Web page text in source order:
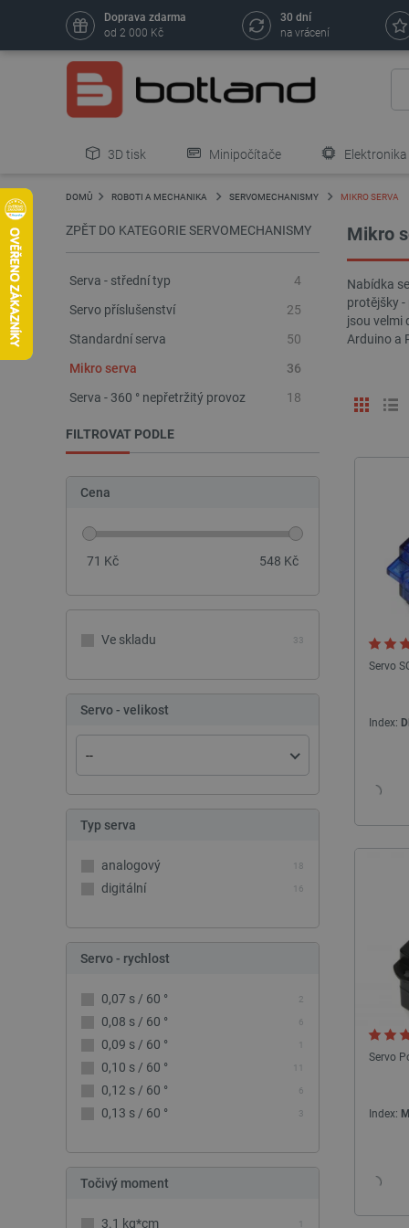
Doprava zdarma
od 2 000 Kč
30 dní
na vrácení
3D tisk Minipočítače Elektronika
DOMŮ ROBOTI A MECHANIKA SERVOMECHANISMY MIKRO SERVA
ZPĚT DO KATEGORIE SERVOMECHANISMY
Serva - střední typ
4
Servo příslušenství
25
Standardní serva
50
Mikro serva
36
Serva - 360 ° nepřetržitý provoz
18
FILTROVAT PODLE
Cena
71 Kč 548 Kč
Ve skladu 33
Servo - velikost
--
Typ serva
analogový 18
digitální 16
Servo - rychlost
0,07 s / 60 ° 2
0,08 s / 60 ° 6
0,09 s / 60 °
0,10 s / 60 °
0,12 s / 60 ° 6
0,13 s / 60 ° 3
Točivý moment
3.1 kg*cm
Mikro
Nabídka
protějšky
jsou velmi
Arduino a
Servo
Index:
Servo
Index: